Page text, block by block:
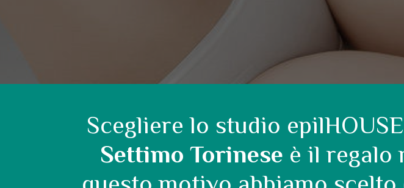
Scegliere lo studio
Settimo Torinese è il regalo